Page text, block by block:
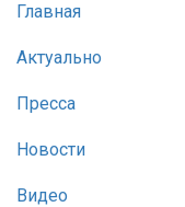
Главная
Актуально
Пресса
Новости
Видео